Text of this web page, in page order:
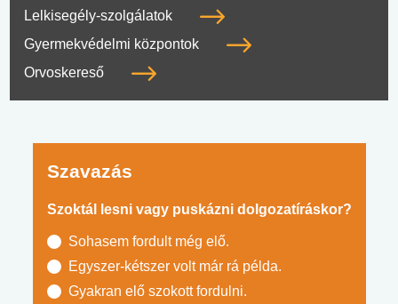
Lelkisegély-szolgálatok
Gyermekvédelmi központok
Orvoskereső
Szavazás
Szoktál lesni vagy puskázni dolgozatíráskor?
Sohasem fordult még elő.
Egyszer-kétszer volt már rá példa.
Gyakran elő szokott fordulni.